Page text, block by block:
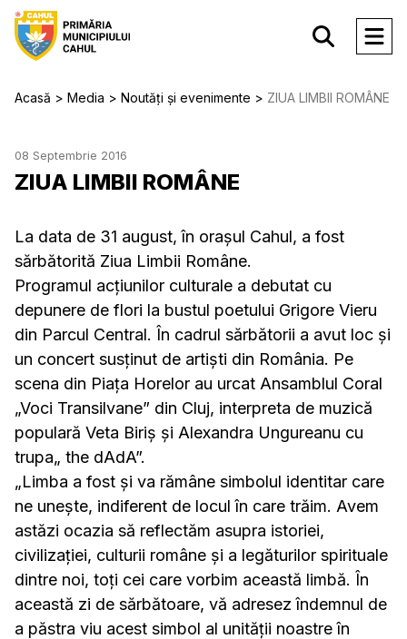
Acasă Media Noutăți și evenimente ZIUA LIMBII ROMÂNE
08 Septembrie 2016
ZIUA LIMBII ROMÂNE
La data de 31 august, în oraşul Cahul, a fost
sărbătorită Ziua Limbii Române.
Programul acţiunilor culturale a debutat cu
depunere de flori la bustul poetului Grigore Vieru
din Parcul Central. În cadrul sărbătorii a avut loc şi
un concert susţinut de artişti din România. Pe
scena din Piaţa Horelor au urcat Ansamblul Coral
„Voci Transilvane” din Cluj, interpreta de muzică
populară Veta Biriș și Alexandra Ungureanu cu
trupa„ the dAdA”.
„Limba a fost și va rămâne simbolul identitar care
ne unește, indiferent de locul în care trăim. Avem
astăzi ocazia să reflectăm asupra istoriei,
civilizației, culturii române și a legăturilor spirituale
dintre noi, toți cei care vorbim această limbă. În
această zi de sărbătoare, vă adresez îndemnul de
a păstra viu acest simbol al unității noastre în